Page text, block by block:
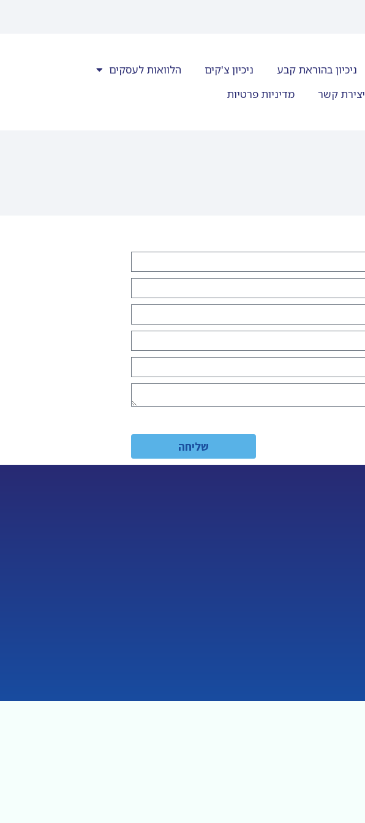
ניכיון בהוראת קבע ניכיון צ'קים
הלוואות לעסקים
יצירת קשר מדיניות פרטיות
שליחה